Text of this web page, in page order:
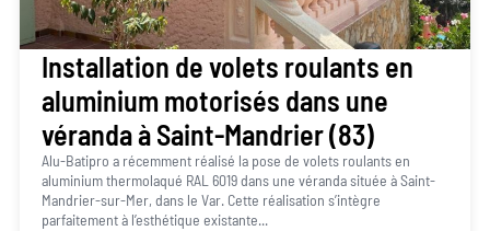
Installation de volets roulants en
aluminium motorisés dans une
véranda à Saint-Mandrier (83)
Alu-Batipro a récemment réalisé la pose de volets roulants en
aluminium thermolaqué RAL 6019 dans une véranda située à Saint-
Mandrier-sur-Mer, dans le Var. Cette réalisation s’intègre
parfaitement à l’esthétique existante...